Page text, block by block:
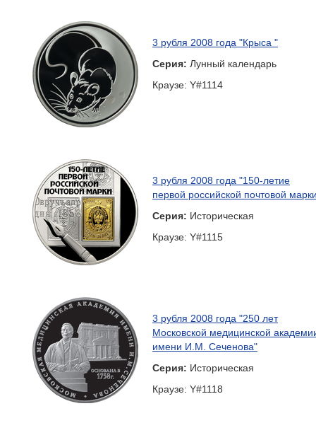
3 рубля 2008 года "Крыса "
Серия: Лунный календарь
Краузе: Y#1114
3 рубля 2008 года "150-летие
первой российской почтовой
Серия: Историческая
Краузе: Y#1115
3 рубля 2008 года "250 лет
Московской медицинской
имени И.М. Сеченова"
Серия: Историческая
Краузе: Y#1118